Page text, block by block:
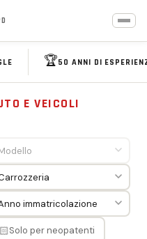
🏆50 ANNI DI
E VEICOLI
🏻Solo per neopatenti